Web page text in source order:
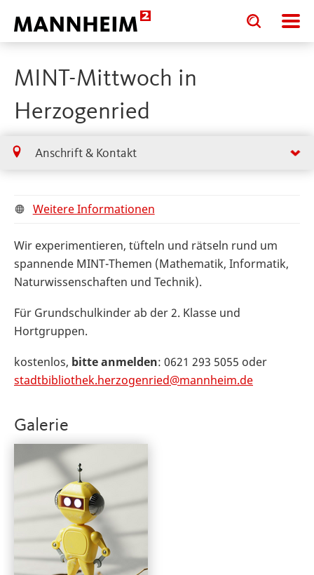
Toggle
search
input
Toggle
search
input
MINT-Mittwoch in
Herzogenried
Anschrift & Kontakt
Weitere Informationen
Wir experimentieren, tüfteln und rätseln rund um
spannende MINT-Themen (Mathematik, Informatik,
Naturwissenschaften und Technik).
Für Grundschulkinder ab der 2. Klasse und
Hortgruppen.
kostenlos, bitte anmelden: 0621 293 5055 oder
stadtbibliothek.herzogenried@mannheim.de
Galerie